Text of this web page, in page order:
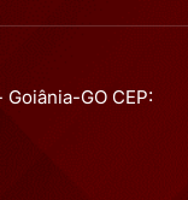
GO CEP: